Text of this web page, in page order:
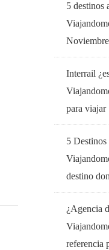
5 destinos
Noviembre
Interrail
para viajar
5
destino
¿Agencia
referencia